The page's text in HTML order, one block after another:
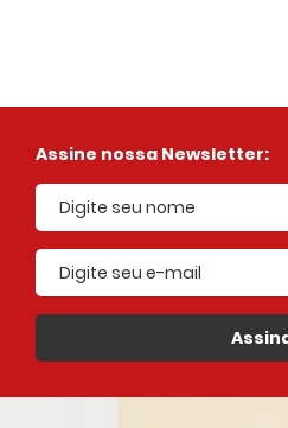
Assine nossa Newsletter:
E-mail